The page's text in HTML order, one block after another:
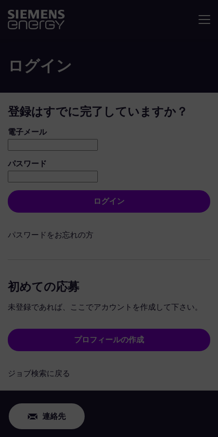
ログイン
登録はすでに完了していますか？
ログイン：ユーザーとパスワード
電子メール
パスワード
ログイン
パスワードをお忘れの方
初めての応募
未登録であれば、ここでアカウントを作成して下さい。
プロフィールの作成
ジョブ検索に戻る
連絡先